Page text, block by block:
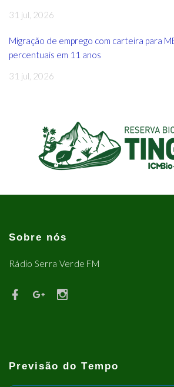
31 jul, 2026
Migração de emprego com carteira para
percentuais em 11 anos
31 jul, 2026
Sobre nós
Rádio Serra Verde FM
Previsão do Tempo